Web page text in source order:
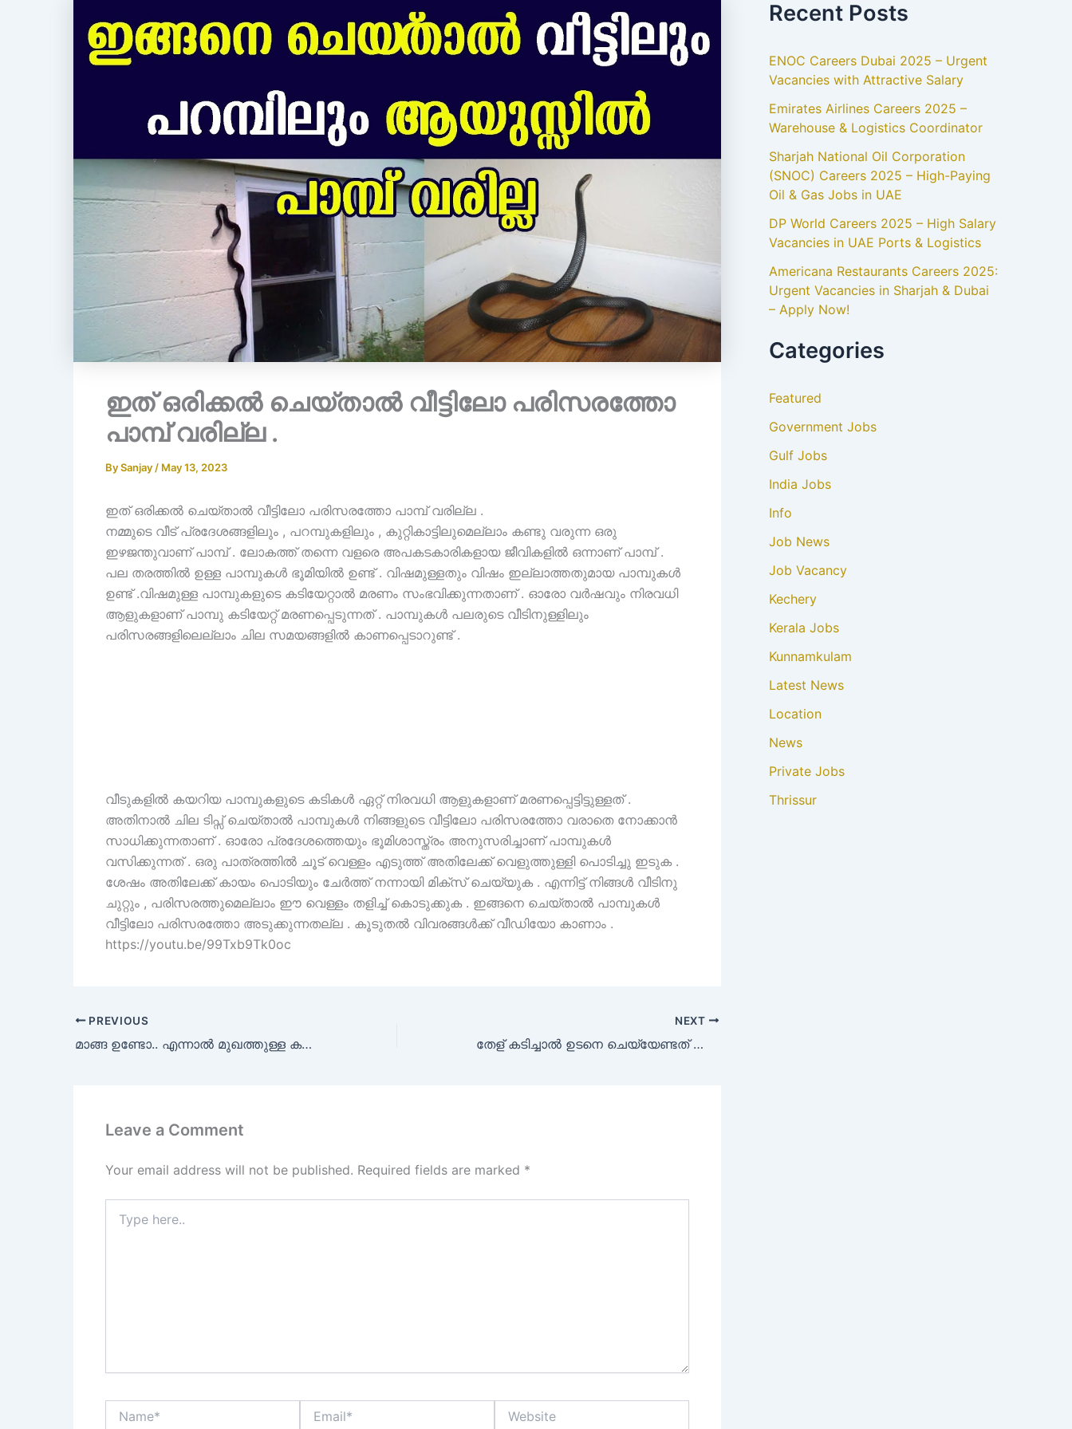
ഇത് ഒരിക്കല്‍ ചെയ്‌താല്‍ വീട്ടിലോ പരിസരത്തോ
പാമ്പ് വരില്ല .
BySanjay / May 13, 2023
ഇത് ഒരിക്കല്‍ ചെയ്‌താല്‍ വീട്ടിലോ പരിസരത്തോ പാമ്പ് വരില്ല .
നമ്മുടെ വീട് പ്രദേശങ്ങളിലും , പറമ്പുകളിലും , കുറ്റികാട്ടിലുമെല്ലാം കണ്ടു വരുന്ന ഒരു
ഇഴജന്തുവാണ് പാമ്പ് . ലോകത്ത് തന്നെ വളരെ അപകടകാരികളായ ജീവികളിൽ ഒന്നാണ് പാമ്പ് .
പല തരത്തിൽ ഉള്ള പാമ്പുകൾ ഭൂമിയിൽ ഉണ്ട് . വിഷമുള്ളതും വിഷം ഇല്ലാത്തതുമായ പാമ്പുകൾ
ഉണ്ട് .വിഷമുള്ള പാമ്പുകളുടെ കടിയേറ്റാൽ മരണം സംഭവിക്കുന്നതാണ് . ഓരോ വർഷവും നിരവധി
ആളുകളാണ് പാമ്പു കടിയേറ്റ് മരണപ്പെടുന്നത് . പാമ്പുകൾ പലരുടെ വീടിനുള്ളിലും
പരിസരങ്ങളിലെല്ലാം ചില സമയങ്ങളിൽ കാണപ്പെടാറുണ്ട് .
വീടുകളിൽ കയറിയ പാമ്പുകളുടെ കടികൾ ഏറ്റ് നിരവധി ആളുകളാണ് മരണപ്പെട്ടിട്ടുള്ളത് .
അതിനാൽ ചില ടിപ്സ് ചെയ്താൽ പാമ്പുകൾ നിങ്ങളുടെ വീട്ടിലോ പരിസരത്തോ വരാതെ നോക്കാൻ
സാധിക്കുന്നതാണ് . ഓരോ പ്രദേശത്തെയും ഭൂമിശാസ്ത്രം അനുസരിച്ചാണ് പാമ്പുകൾ
വസിക്കുന്നത് . ഒരു പാത്രത്തിൽ ചൂട് വെള്ളം എടുത്ത് അതിലേക്ക് വെളുത്തുള്ളി പൊടിച്ചു ഇടുക .
ശേഷം അതിലേക്ക് കായം പൊടിയും ചേർത്ത് നന്നായി മിക്സ് ചെയ്യുക . എന്നിട്ട് നിങ്ങൾ വീടിനു
ചുറ്റും , പരിസരത്തുമെല്ലാം ഈ വെള്ളം തളിച്ച് കൊടുക്കുക . ഇങ്ങനെ ചെയ്താൽ പാമ്പുകൾ
വീട്ടിലോ പരിസരത്തോ അടുക്കുന്നതല്ല . കൂടുതൽ വിവരങ്ങൾക്ക് വീഡിയോ കാണാം .
https://youtu.be/99Txb9Tk0oc
PREVIOUS
മാങ്ങ ഉണ്ടോ.. എന്നാൽ മുഖത്തുള്ള കരുവാളിപ്പ് മാറ്റി മുഖം സുന്ദരമാക്കാം .
NEXT
തേള് കടിച്ചാല്‍ ഉടനെ ചെയ്യേണ്ടത് അറിഞ്ഞിരിക്കുക ഈ ഒറ്റമൂലി .
Leave a Comment
Your email address will not be published. Required fields are marked *
here..
Recent Posts
ENOC Careers Dubai 2025 – Urgent
Vacancies with Attractive Salary
Emirates Airlines Careers 2025 –
Warehouse & Logistics Coordinator
Sharjah National Oil Corporation
(SNOC) Careers 2025 – High-Paying
Oil & Gas Jobs in UAE
DP World Careers 2025 – High Salary
Vacancies in UAE Ports & Logistics
Americana Restaurants Careers 2025:
Urgent Vacancies in Sharjah & Dubai
– Apply Now!
Categories
Featured
Government Jobs
Gulf Jobs
India Jobs
Info
Job News
Job Vacancy
Kechery
Kerala Jobs
Kunnamkulam
Latest News
Location
News
Private Jobs
Thrissur